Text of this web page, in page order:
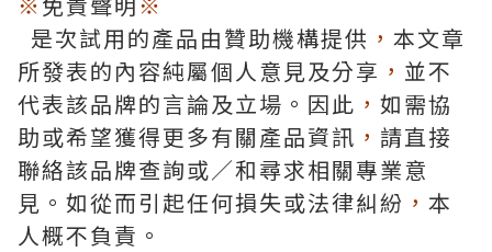
是次試用的產品由贊助機構提供 ， 本文章
所發表的內容純屬個人意見及分享 ， 並不
代表該品牌的言論及立場。因此 ， 如需協
助或希望獲得更多有關產品資訊 ， 請直接
聯絡該品牌查詢或∕和尋求相關專業意
見。如從而引起任何損失或法律糾紛 ， 本
人概不負責。